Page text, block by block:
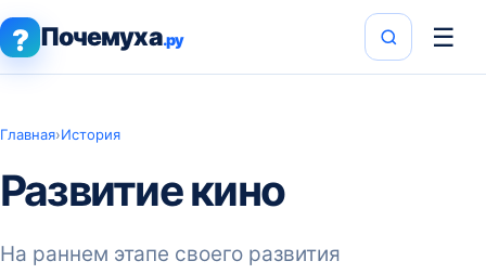
? Почемуха.ру ☰
Главная›История
Развитие кино
На раннем этапе своего развития